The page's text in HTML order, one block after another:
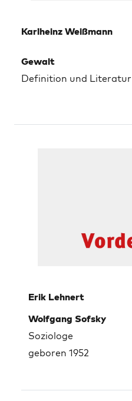
Karlheinz Weißmann
Gewalt
Definition und Literatur
Erik Lehnert
Wolfgang Sofsky
Soziologe
geboren 1952